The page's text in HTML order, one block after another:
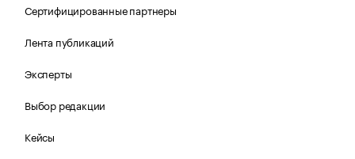
Сертифицированные партнеры
Лента публикаций
Эксперты
Выбор редакции
Кейсы